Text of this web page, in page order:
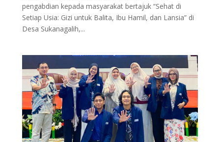
pengabdian kepada masyarakat bertajuk “Sehat di
Setiap Usia: Gizi untuk Balita, Ibu Hamil, dan Lansia” di
Desa Sukanagalih,...